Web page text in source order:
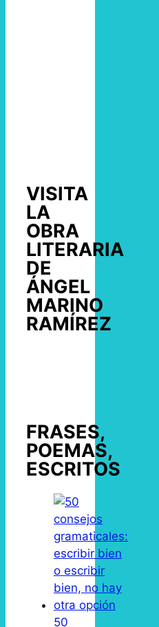
VISITA
LA
OBRA
LITERARIA
DE
ÁNGEL
MARINO
RAMÍREZ
FRASES,
POEMAS,
ESCRITOS
50